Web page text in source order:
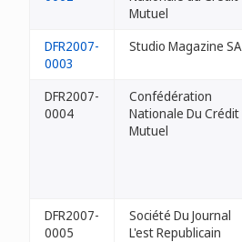
Mutuel
DFR2007-
0003
Studio Magazine SA
DFR2007-
0004
Confédération
Nationale Du Crédit
Mutuel
DFR2007-
0005
Société Du Journal
L'est Republicain